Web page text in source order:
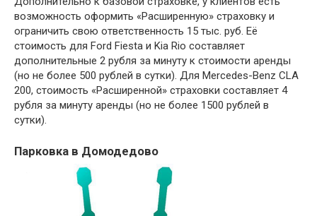
возможность оформить «Расширенную» страховку и
ограничить свою ответственность 15 тыс. руб. Её
стоимость для Ford Fiesta и Kia Rio составляет
дополнительные 2 рубля за минуту к стоимости аренды
(но не более 500 рублей в сутки). Для Mercedes-Benz CLA
200, стоимость «Расширенной» страховки составляет 4
рубля за минуту аренды (но не более 1500 рублей в
сутки).
Парковка в Домодедово